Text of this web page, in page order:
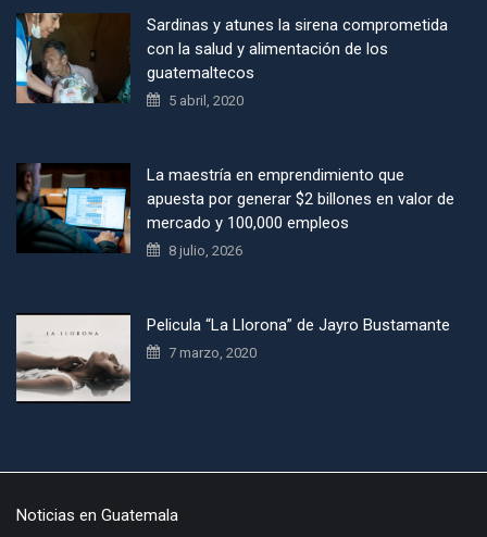
Sardinas y atunes la sirena comprometida
con la salud y alimentación de los
guatemaltecos
5 abril, 2020
La maestría en emprendimiento que
apuesta por generar $2 billones en valor de
mercado y 100,000 empleos
8 julio, 2026
Pelicula “La Llorona” de Jayro Bustamante
7 marzo, 2020
Noticias en Guatemala